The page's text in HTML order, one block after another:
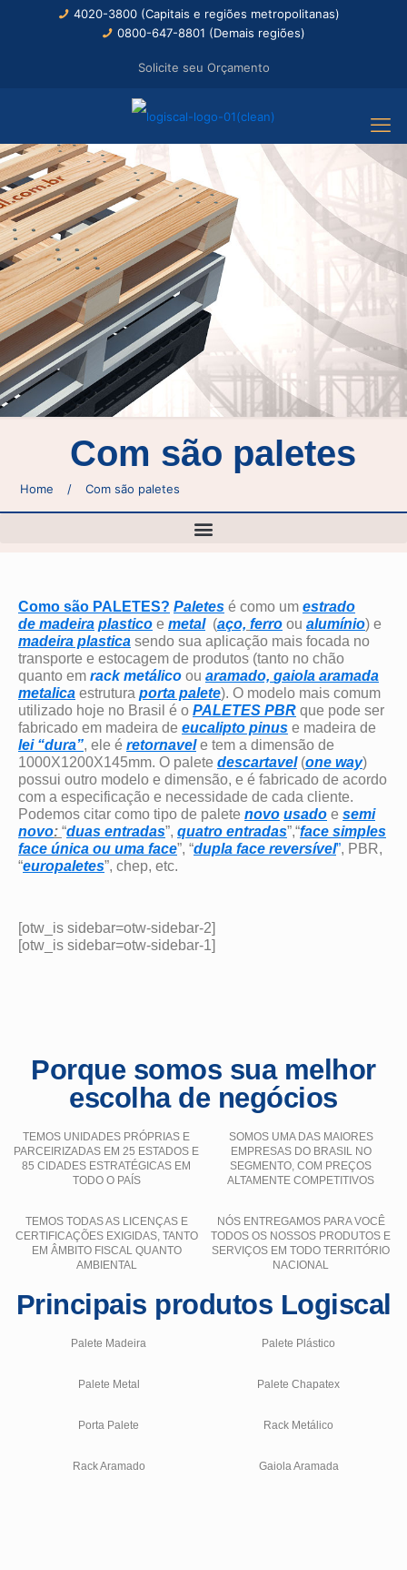
4020-3800 (Capitais e regiões metropolitanas)
0800-647-8801 (Demais regiões)
Solicite seu Orçamento
Com são paletes
Home / Com são paletes
Como são PALETES? Paletes é como um estrado
de madeira plastico e metal(aço, ferro ou alumínio) e
madeira plastica sendo sua aplicação mais focada no
transporte e estocagem de produtos (tanto no chão
quanto em rack metálico ou aramado, gaiola aramada
metalica estrutura porta palete). O modelo mais comum
utilizado hoje no Brasil é o PALETES PBR que pode ser
fabricado em madeira de eucalipto pinus e madeira de
lei “dura”, ele é retornavele tem a dimensão de
1000X1200X145mm. O palete descartavel(one way)
possui outro modelo e dimensão, e é fabricado de acordo
com a especificação e necessidade de cada cliente.
Podemos citar como tipo de palete novo usado e semi
novo: “duas entradas”, quatro entradas”,“face simples
face única ou uma face”, “dupla face reversível”, PBR,
“europaletes”, chep, etc.
[otw_is sidebar=otw-sidebar-2]
[otw_is sidebar=otw-sidebar-1]
Porque somos sua melhor
escolha de negócios
TEMOS UNIDADES PRÓPRIAS E
PARCEIRIZADAS EM 25 ESTADOS E
85 CIDADES ESTRATÉGICAS EM
TODO O PAÍS
SOMOS UMA DAS MAIORES
EMPRESAS DO BRASIL NO
SEGMENTO, COM PREÇOS
ALTAMENTE COMPETITIVOS
TEMOS TODAS AS LICENÇAS E
CERTIFICAÇÕES EXIGIDAS, TANTO
EM ÂMBITO FISCAL QUANTO
AMBIENTAL
NÓS ENTREGAMOS PARA VOCÊ
TODOS OS NOSSOS PRODUTOS E
SERVIÇOS EM TODO TERRITÓRIO
NACIONAL
Principais produtos Logiscal
Palete Madeira Palete Plástico
Palete Metal Palete Chapatex
Porta Palete Rack Metálico
Rack Aramado Gaiola Aramada